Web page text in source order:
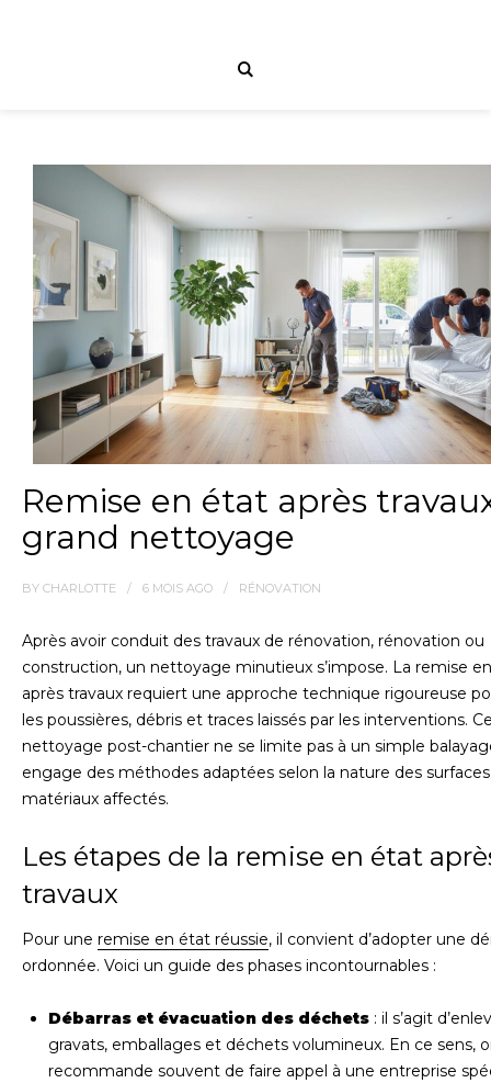
Remise en état après
grand nettoyage
BY CHARLOTTE 6 MOIS AGO RÉNOVATION
Après avoir conduit des travaux de rénovation, rénovation ou
construction, un nettoyage minutieux s’impose. La remise
après travaux requiert une approche technique rigoureuse
les poussières, débris et traces laissés par les interventions.
nettoyage post-chantier ne se limite pas à un simple
engage des méthodes adaptées selon la nature des
matériaux affectés.
Les étapes de la remise en état
travaux
Pour une remise en état réussie, il convient d’adopter une
ordonnée. Voici un guide des phases incontournables :
Débarras et évacuation des déchets : il s’agit
gravats, emballages et déchets volumineux. En ce sens,
recommande souvent de faire appel à une entreprise